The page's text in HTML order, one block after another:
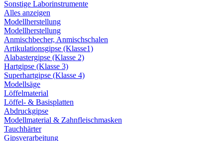
Sonstige Laborinstrumente
Alles anzeigen
Modellherstellung
Modellherstellung
Anmischbecher, Anmischschalen
Artikulationsgipse (Klasse1)
Alabastergipse (Klasse 2)
Hartgipse (Klasse 3)
Superhartgipse (Klasse 4)
Modellsäge
Löffelmaterial
Löffel- & Basisplatten
Abdruckgipse
Modellmaterial & Zahnfleischmasken
Tauchhärter
Gipsverarbeitung